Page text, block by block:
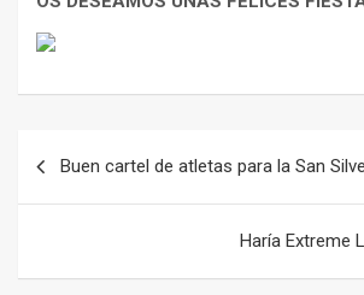
Buen cartel de atletas para la San
Haría Extreme